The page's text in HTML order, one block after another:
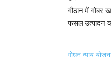
गौठान में गोबर
फसल उत्पादन
गोधन न्याय